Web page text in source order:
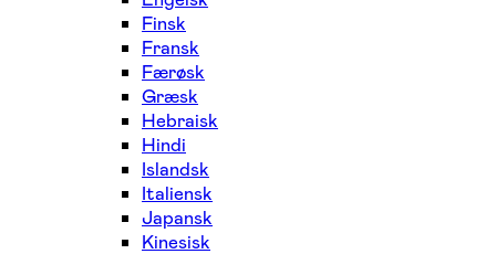
Finsk
Fransk
Færøsk
Græsk
Hebraisk
Hindi
Islandsk
Italiensk
Japansk
Kinesisk